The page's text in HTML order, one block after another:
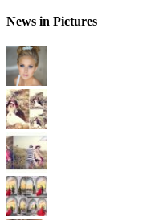
News in Pictures